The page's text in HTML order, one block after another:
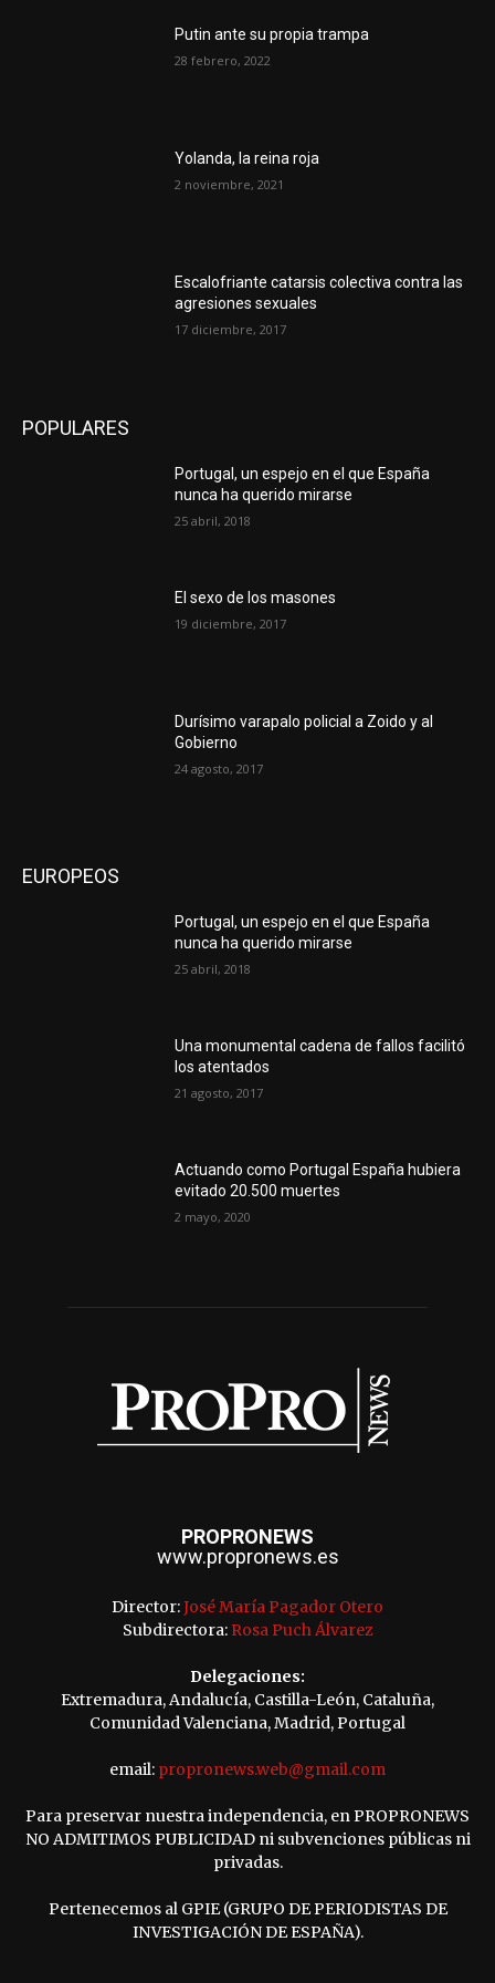
Putin ante su propia trampa
28 febrero, 2022
Yolanda, la reina roja
2 noviembre, 2021
Escalofriante catarsis colectiva contra las
agresiones sexuales
17 diciembre, 2017
POPULARES
Portugal, un espejo en el que España
nunca ha querido mirarse
25 abril, 2018
El sexo de los masones
19 diciembre, 2017
Durísimo varapalo policial a Zoido y al
Gobierno
24 agosto, 2017
EUROPEOS
Portugal, un espejo en el que España
nunca ha querido mirarse
25 abril, 2018
Una monumental cadena de fallos facilitó
los atentados
21 agosto, 2017
Actuando como Portugal España hubiera
evitado 20.500 muertes
2 mayo, 2020
PROPRONEWS
www.propronews.es
Director:José María Pagador Otero
Subdirectora: Rosa Puch Álvarez
Delegaciones:
Extremadura, Andalucía, Castilla-León, Cataluña,
Comunidad Valenciana, Madrid, Portugal
email: propronews.web@gmail.com
Para preservar nuestra independencia, en PROPRONEWS
NO ADMITIMOS PUBLICIDAD ni subvenciones públicas ni
privadas.
Pertenecemos al GPIE (GRUPO DE PERIODISTAS DE
INVESTIGACIÓN DE ESPAÑA).